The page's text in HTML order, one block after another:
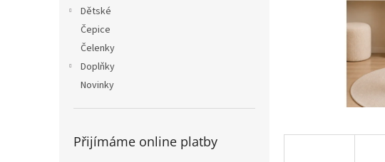
Dětské
Čepice
Čelenky
Doplňky
Novinky
Přijímáme online platby